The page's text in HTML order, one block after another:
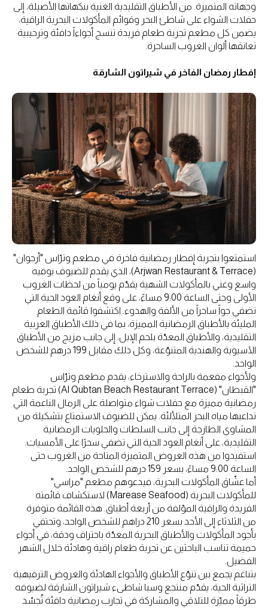
وجهاته المتميزة. من الأطباق التقليدية الغنية بنكهاتها الأصيلة، إلى
حفلات الشواء على شاطئ البحر وقوائم المأكولات البحرية الراقية،
يضمن كل مطعم تجربة طعام فريدة تنسج أجواءاً دافئة وترحيبية
تعانقها ألوان الغروب الساحرة.
إفطار رمضان الفاخر في شيراتون الشارقة
استمتعوا بتجربة إفطار رمضانية فاخرة في مطعم وترّاس "أرجوان"
(Arjwan Restaurant & Terrace)، الذي يقدم للضيوف بوفيه
واسع وغني بالمأكولات الشهية يقدّم يومياً من لحظات الغروب
الأولى وحتى الساعة 9:00 مساءً، على وقع أنغام العود الحية التي
تضفي جواً ساحراً من الألفة والهدوء. اكتشفوا قائمة الطعام
المليئة بالأطباق الرمضانية المميزة، بما في ذلك الأطباق العربية
التقليدية، والأطباق المعدّة بلحم الإبل، إلى جانب مزيج من الأطباق
الآسيوية والهندية المتنوّعة، وكل ذلك مقابل 199 درهم للشخص
الواحد.
ولأجواء مفعمة بالراحة والاسترخاء، يقدم مطعم وترّاس
"القبطان" (Al Qubtan Beach Restaurant Terrace) تجربة طعام
رمضانية مميزة مع حفلات شواء متواصلة على الرمال الناعمة التي
تداعبها مياه البحر المتلألئة. يمكن للضيوف الاستمتاع بتشكيلة من
المشاوي الطازجة إلى جانب السلطات والحلويات الرمضانية
التقليدية، على أنغام العود الحية التي تضفي سحرًا على الأمسيات.
استفيدوا من هذه العروض المتميزة المتاحة من الغروب حتى
الساعة 9:00 مساءً، بسعر 159 درهم للشخص الواحد.
أما عشّاق المأكولات البحرية، فيدعوهم مطعم "مراسي"
للمأكولات البحرية (Marease Seafood) لاستكشاف قائمته
الفريدة والراقية المؤلفة من أربعة أطباق. هذه القائمة متوفرة
من الثلاثاء إلى الأحد بسعر 210 دراهم للشخص الواحد، وتحتفي
بأجود المأكولات والأطباق البحرية المعدّة باحتراف ودقة، في أجواء
حميمة تناسب الباحثين عن تجربة طعام راقية وهادئة خلال الشهر
الفضيل.
بتناغم يجمع بين تنوّع الأطباق والأجواء الهادئة والعروض الترفيهية
التراثية الحية، يقدّم منتجع وسبا شاطىء شيراتون الشارقة لضيوفه
طرقاً مميّزة للتلاقي والمشاركة في تجارب رمضانية دافئة تُجسّد